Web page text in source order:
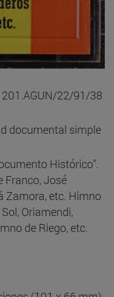
22/91/38
documental simple
Histórico".
Franco, José
Zamora, etc. Himno
Oriamendi,
de Riego, etc.